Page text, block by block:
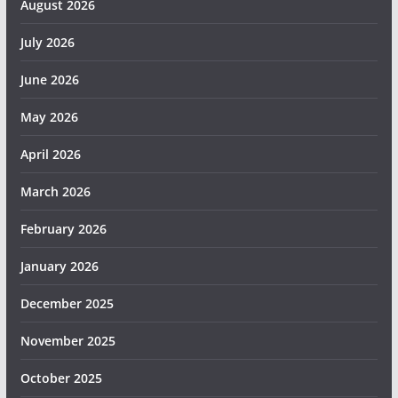
August 2026
July 2026
June 2026
May 2026
April 2026
March 2026
February 2026
January 2026
December 2025
November 2025
October 2025